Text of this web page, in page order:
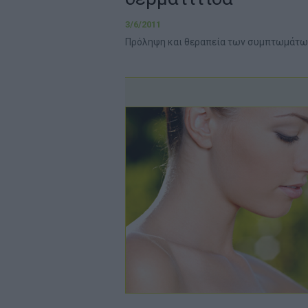
3/6/2011
Πρόληψη και θεραπεία των